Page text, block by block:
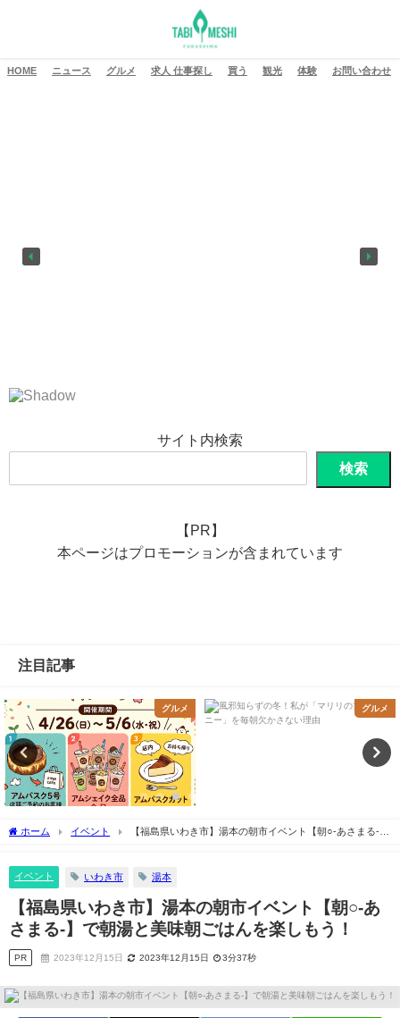
HOME ニュース グルメ 求人 仕事探し 買う 観光 体験 お問い合わせ
サイト内検索
検索
【PR】
本ページはプロモーションが含まれています
注目記事
グルメ グルメ
ホーム イベント
【福島県いわき市】湯本の朝市イベント【朝○-あさまる-】
イベント いわき市 湯本
【福島県いわき市】湯本の朝市イベント【朝○-あ
さまる-】で朝湯と美味朝ごはんを楽しもう！
PR 2023年12月15日 2023年12月15日 3分37秒